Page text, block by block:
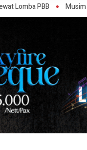
Musim Kemarau